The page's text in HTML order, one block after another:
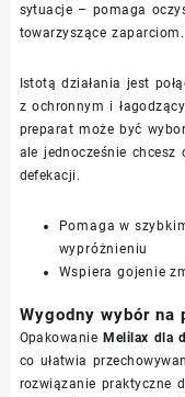
sytuacje – pomaga
towarzyszące zaparciom.
Istotą działania jest
z ochronnym i
preparat może być
ale jednocześnie chcesz
defekacji.
Pomaga w
wypróżnieniu
Wspiera gojenie
Wygodny wybór na
OpakowanieMelilax dla
co ułatwia
rozwiązanie praktyczne